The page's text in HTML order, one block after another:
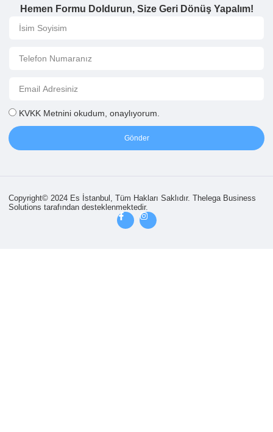
Hemen Formu Doldurun, Size Geri Dönüş Yapalım!
KVKK Metnini okudum, onaylıyorum.
Gönder
Copyright© 2024 Es İstanbul, Tüm Hakları Saklıdır. Thelega Business
Solutions tarafından desteklenmektedir.